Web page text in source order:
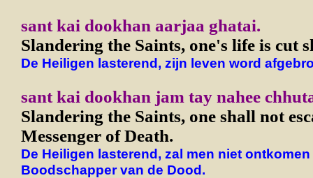
sant kai dookhan aarjaa ghatai.
Slandering the Saints, one's life is cut
De Heiligen lasterend, zijn leven word
sant kai dookhan jam tay nahee
Slandering the Saints, one shall not
Messenger of Death.
De Heiligen lasterend, zal men niet ontkomen
Boodschapper van de Dood.